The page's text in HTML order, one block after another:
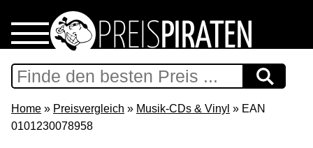
Home
Download
Home » Preisvergleich » Musik-CDs & Vinyl » EAN
0101230078958